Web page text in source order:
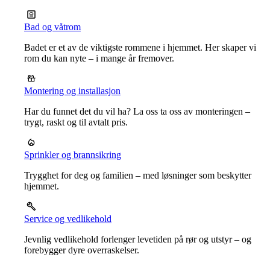
Bad og våtrom
Badet er et av de viktigste rommene i hjemmet. Her skaper vi
rom du kan nyte – i mange år fremover.
Montering og installasjon
Har du funnet det du vil ha? La oss ta oss av monteringen –
trygt, raskt og til avtalt pris.
Sprinkler og brannsikring
Trygghet for deg og familien – med løsninger som beskytter
hjemmet.
Service og vedlikehold
Jevnlig vedlikehold forlenger levetiden på rør og utstyr – og
forebygger dyre overraskelser.